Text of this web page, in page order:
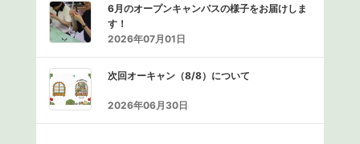
6月のオープンキャンパスの様子をお届けしま
す！
2026年07月01日
次回オーキャン（8/8）について
2026年06月30日